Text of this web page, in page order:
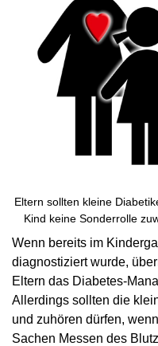
Eltern sollten kleine
Kind keine Sonderrolle
Wenn bereits im
diagnostiziert wurde,
Eltern das Diabetes-
Allerdings sollten die
und zuhören dürfen,
Sachen Messen des